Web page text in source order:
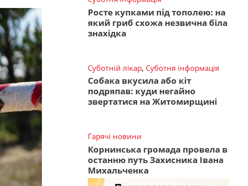
Росте купками під тополею: на
який гриб схожа незвична біла
знахідка
Суботній лікар, Суботня інформація
Собака вкусила або кіт
подряпав: куди негайно
звертатися на Житомирщині
Гарячі новини
Корнинська громада провела в
останню путь Захисника Івана
Михальченка